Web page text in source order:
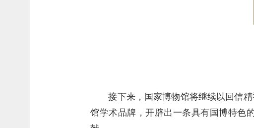
接下来，国家博物馆将继续以回信
馆学术品牌，开辟出一条具有国博特色